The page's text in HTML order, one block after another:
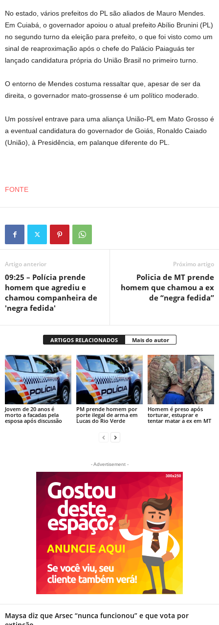
No estado, vários prefeitos do PL são aliados de Mauro Mendes.
Em Cuiabá, o governador apoiou o atual prefeito Abílio Brunini (PL)
no segundo turno da eleição para prefeito, o que foi visto como um
sinal de reaproximação após o chefe do Palácio Paiaguás ter
lançado candidatura própria do União Brasil no primeiro turno.
O entorno de Mendes costuma ressaltar que, apesar de ser da
direita, o governador mato-grossense é um político moderado.
Um possível entrave para uma aliança União-PL em Mato Grosso é
a eventual candidatura do governador de Goiás, Ronaldo Caiado
(União), à Presidência, em palanque diferente do PL.
FONTE
Artigo anterior
09:25 – Polícia prende
homem que agrediu e
chamou companheira de
'negra fedida'
Próximo artigo
Policia de MT prende
homem que chamou a ex
de “negra fedida”
ARTIGOS RELACIONADOS Mais do autor
Jovem de 20 anos é
morto a facadas pela
esposa após discussão
PM prende homem por
porte ilegal de arma em
Lucas do Rio Verde
Homem é preso após
torturar, estuprar e
tentar matar a ex em MT
- Advertisement -
Maysa diz que Arsec “nunca funcionou” e que vota por